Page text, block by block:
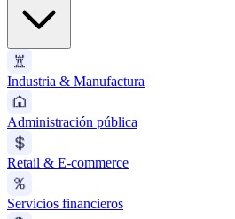
Industria & Manufactura
Administración pública
Retail & E-commerce
Servicios financieros